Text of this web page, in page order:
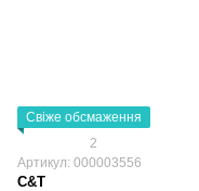
Свіже обсмаження
2
Артикул: 000003556
C&T